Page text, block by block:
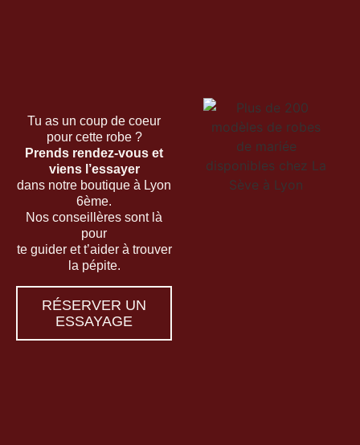
Tu as un coup de coeur
pour cette robe ?
Prends rendez-vous et
viens l’essayer
dans notre boutique à Lyon
6ème.
Nos conseillères sont là
pour
te guider et t’aider à trouver
la pépite.
RÉSERVER UN
ESSAYAGE